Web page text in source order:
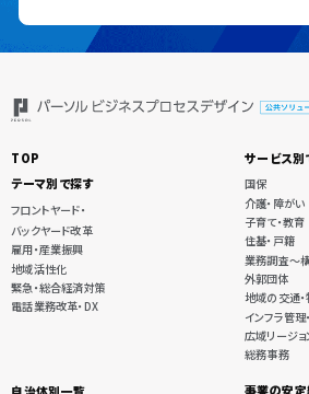
TOP
テーマ別で探す
フロントヤード・
バックヤード改革
雇用・産業振興
地域活性化
緊急・総合経済対策
電話業務改革・DX
サービス別
国保
介護・障がい
子育て・教育
住基・戸籍
業務調査〜
外郭団体
地域の交通・
インフラ管理
広域リージョ
総務事務
事業の安